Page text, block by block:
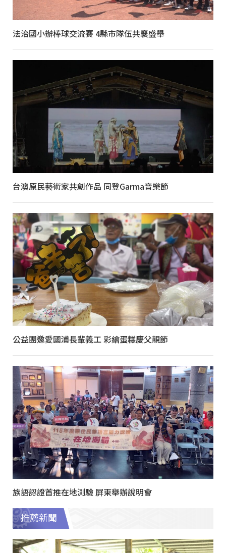
法治國小辦棒球交流賽 4縣市隊伍共襄盛舉
台澳原民藝術家共創作品 同登Garma音樂節
公益團邀愛國浦長輩義工 彩繪蛋糕慶父親節
族語認證首推在地測驗 屏東舉辦說明會
推薦新聞